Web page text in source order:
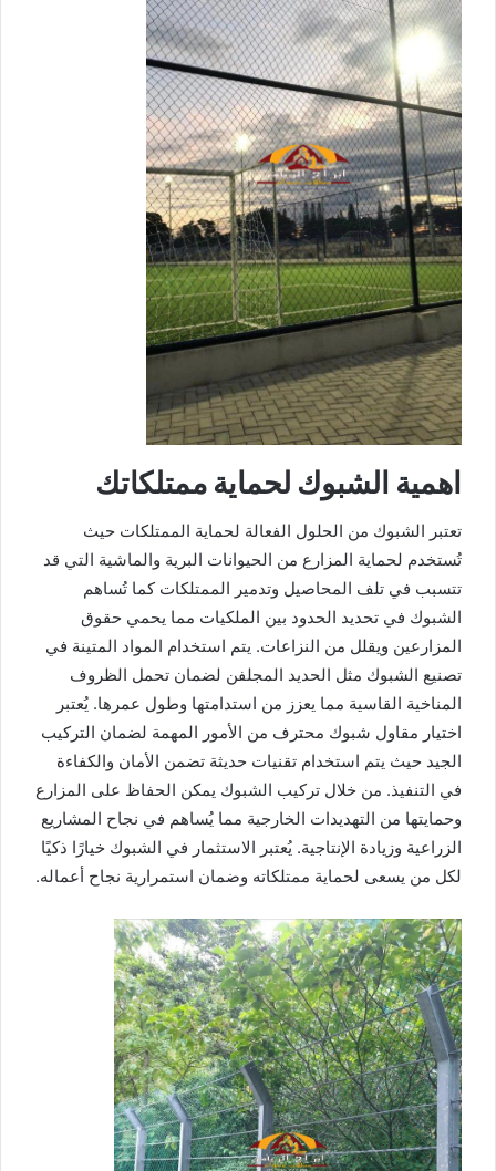
اهمية الشبوك لحماية ممتلكاتك
تعتبر الشبوك من الحلول الفعالة لحماية الممتلكات حيث
تُستخدم لحماية المزارع من الحيوانات البرية والماشية التي قد
تتسبب في تلف المحاصيل وتدمير الممتلكات كما تُساهم
الشبوك في تحديد الحدود بين الملكيات مما يحمي حقوق
المزارعين ويقلل من النزاعات. يتم استخدام المواد المتينة في
تصنيع الشبوك مثل الحديد المجلفن لضمان تحمل الظروف
المناخية القاسية مما يعزز من استدامتها وطول عمرها. يُعتبر
اختيار مقاول شبوك محترف من الأمور المهمة لضمان التركيب
الجيد حيث يتم استخدام تقنيات حديثة تضمن الأمان والكفاءة
في التنفيذ. من خلال تركيب الشبوك يمكن الحفاظ على المزارع
وحمايتها من التهديدات الخارجية مما يُساهم في نجاح المشاريع
الزراعية وزيادة الإنتاجية. يُعتبر الاستثمار في الشبوك خيارًا ذكيًا
لكل من يسعى لحماية ممتلكاته وضمان استمرارية نجاح أعماله.